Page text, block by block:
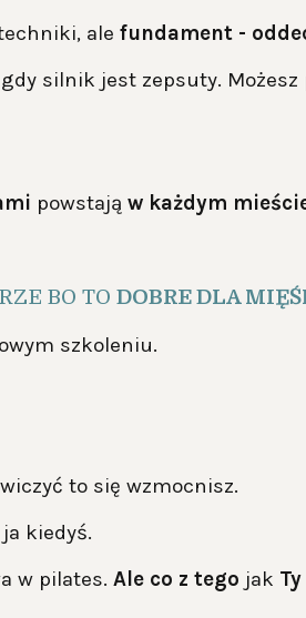
ale fundament -
silnik jest zepsuty.
powstają w każdym
BO TO DOBRE DLA
szkoleniu.
to się wzmocnisz.
kiedyś.
w pilates. Ale co z tego jak